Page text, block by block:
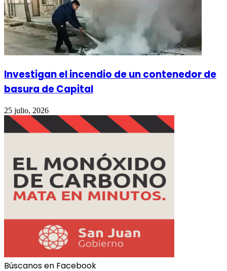
Investigan el incendio de un contenedor de
basura de Capital
25 julio, 2026
Búscanos en Facebook